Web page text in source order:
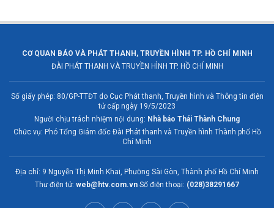
CƠ QUAN BÁO VÀ PHÁT THANH, TRUYỀN HÌNH TP. HỒ CHÍ MINH
ĐÀI PHÁT THANH VÀ TRUYỀN HÌNH TP. HỒ CHÍ MINH
Số giấy phép: 80/GP-TTĐT do Cục Phát thanh, Truyền hình và Thông tin điện
tử cấp ngày 19/5/2023
Người chịu trách nhiệm nội dung: Nhà báo Thái Thành Chung
Chức vụ: Phó Tổng Giám đốc Đài Phát thanh và Truyền hình Thành phố Hồ
Chí Minh
Địa chỉ: 9 Nguyễn Thị Minh Khai, Phường Sài Gòn, Thành phố Hồ Chí Minh
Thư điện tử: web@htv.com.vn Số điện thoại: (028)38291667